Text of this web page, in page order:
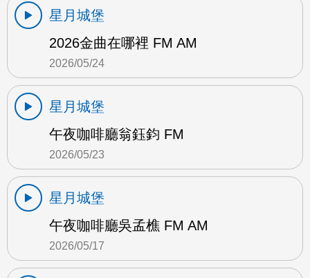
星月城堡
2026金曲在哪裡 FM AM
2026/05/24
星月城堡
午夜咖啡廳翁鈺鈞 FM
2026/05/23
星月城堡
午夜咖啡廳吳孟樵 FM AM
2026/05/17